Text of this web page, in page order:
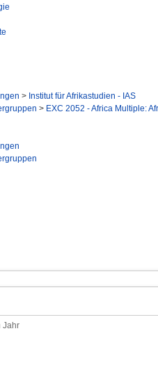
> Institut für Afrikastudien - IAS
> EXC 2052 - Africa Multiple:
Jahr